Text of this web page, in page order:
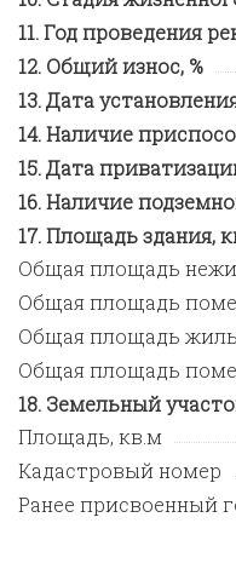
Год проведения
Общий износ, %
Дата
Наличие
Дата
Наличие
Площадь здания,
Общая площадь
Общая площадь
Общая площадь
Общая площадь
Земельный
Площадь, кв.м
Кадастровый номер
Ранее присвоенный